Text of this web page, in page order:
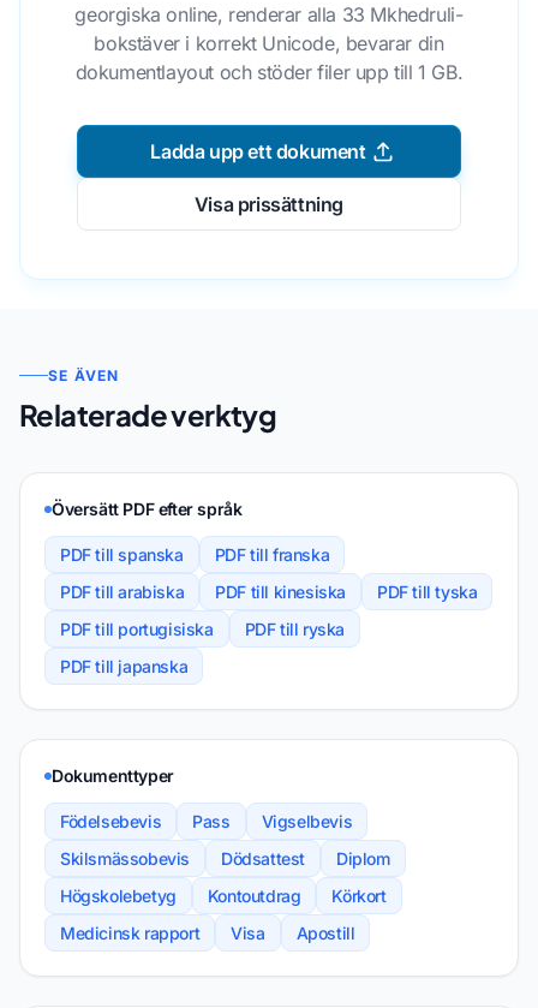
georgiska online, renderar alla 33 Mkhedruli-
bokstäver i korrekt Unicode, bevarar din
dokumentlayout och stöder filer upp till 1 GB.
Ladda upp ett dokument
Visa prissättning
SE ÄVEN
Relaterade verktyg
Översätt PDF efter språk
PDF till spanska
PDF till franska
PDF till arabiska
PDF till kinesiska
PDF till tyska
PDF till portugisiska
PDF till ryska
PDF till japanska
Dokumenttyper
Födelsebevis Pass
Vigselbevis
Skilsmässobevis
Dödsattest
Diplom
Högskolebetyg
Kontoutdrag
Körkort
Medicinsk rapport
Visa Apostill